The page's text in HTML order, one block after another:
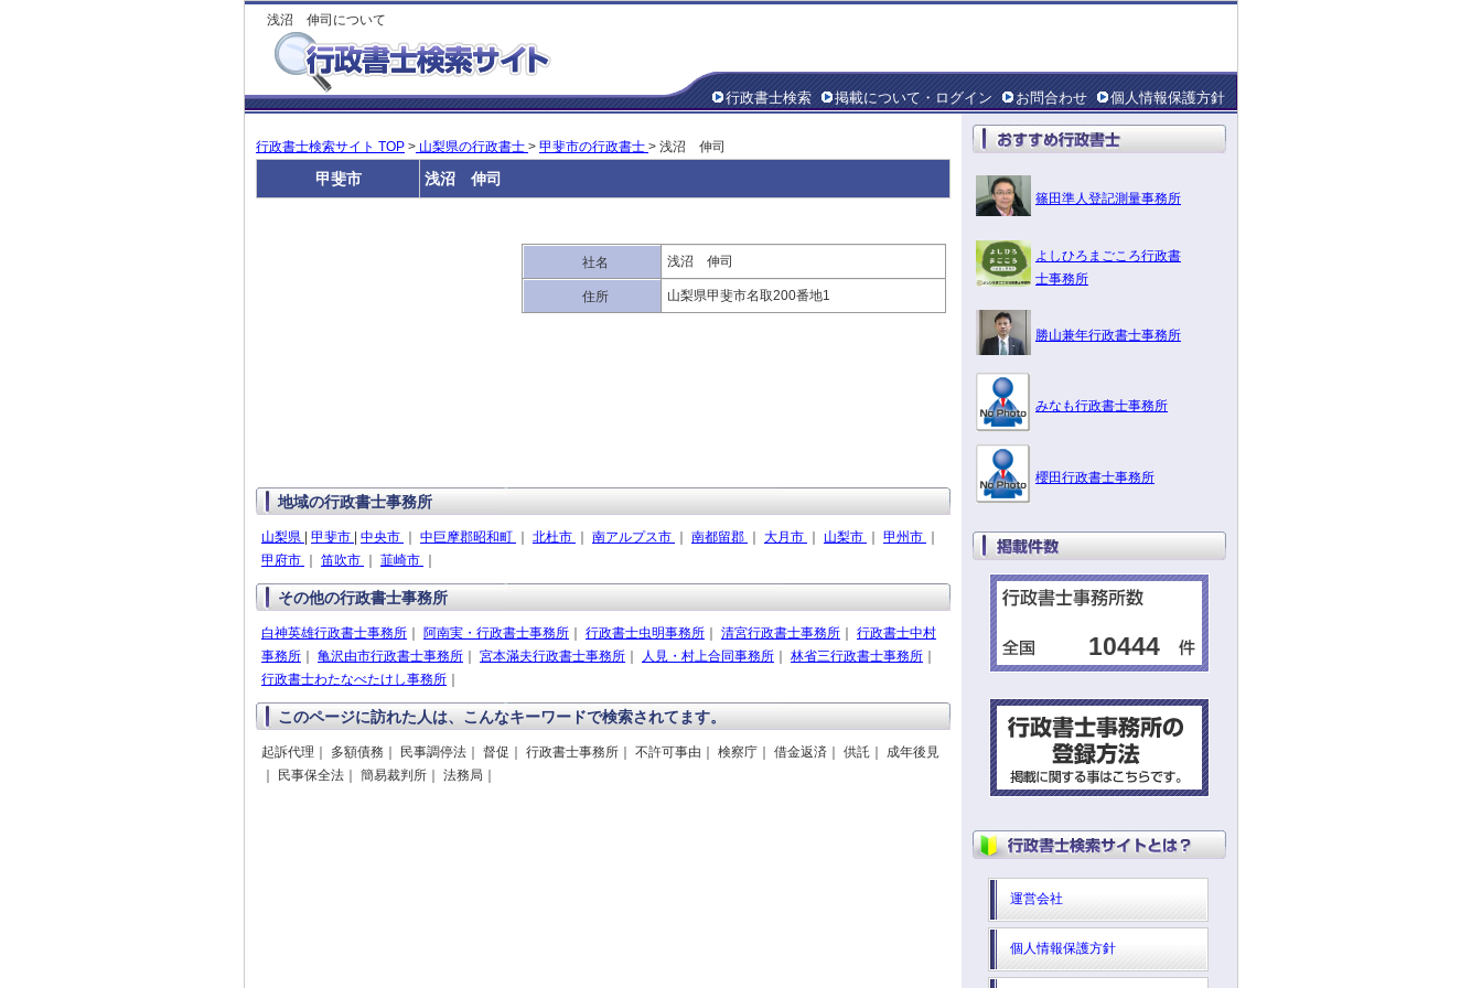
浅沼 伸司について
行政書士検索 掲載について・ログイン お問合わせ 個人情報保護方針
行政書士検索サイト TOP > 山梨県の行政書士 > 甲斐市の行政書士 > 浅沼 伸司
甲斐市 浅沼 伸司
社名 浅沼 伸司
住所 山梨県甲斐市名取200番地1
地域の行政書士事務所
山梨県 甲斐市 中央市 中巨摩郡昭和町 北杜市 南アルプス市 南都留郡 大月市 山梨市 甲州市
甲府市
笛吹市 韮崎市
その他の行政書士事務所
白神英雄行政書士事務所 阿南実・行政書士事務所 行政書士虫明事務所 清宮行政書士事務所
行政書士中村
事務所
亀沢由市行政書士事務所 宮本滿夫行政書士事務所 人見・村上合同事務所 林省三行政書士事務所
行政書士わたなべたけし事務所
このページに訪れた人は、こんなキーワードで検索されてます。
起訴代理｜ 多額債務｜ 民事調停法｜ 督促｜ 行政書士事務所｜ 不許可事由｜ 検察庁｜ 借金返済｜ 供託｜ 成年後見
｜ 民事保全法｜ 簡易裁判所｜ 法務局｜
篠田準人登記測量事務所
よしひろまごころ行政書
士事務所
勝山兼年行政書士事務所
みなも行政書士事務所
櫻田行政書士事務所
10444
運営会社
個人情報保護方針